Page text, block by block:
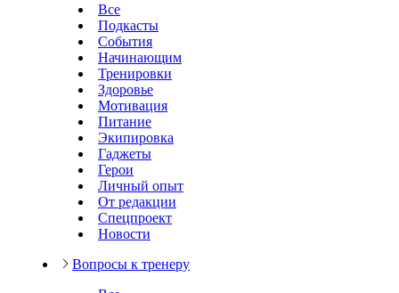
Все
Подкасты
События
Начинающим
Тренировки
Здоровье
Мотивация
Питание
Экипировка
Гаджеты
Герои
Личный опыт
От редакции
Спецпроект
Новости
Вопросы к тренеру